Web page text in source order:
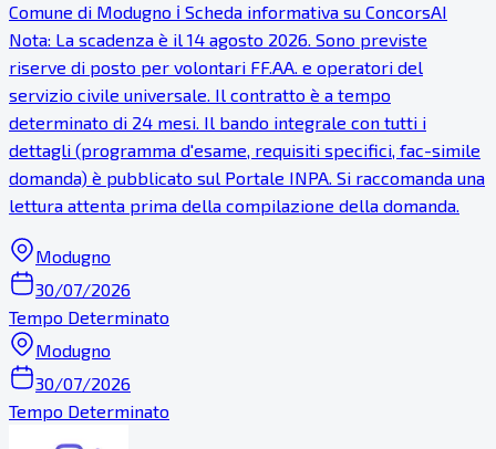
Comune di Modugno ℹ Scheda informativa su ConcorsAI
Nota: La scadenza è il 14 agosto 2026. Sono previste
riserve di posto per volontari FF.AA. e operatori del
servizio civile universale. Il contratto è a tempo
determinato di 24 mesi. Il bando integrale con tutti i
dettagli (programma d'esame, requisiti specifici, fac-simile
domanda) è pubblicato sul Portale INPA. Si raccomanda una
lettura attenta prima della compilazione della domanda.
Modugno
30/07/2026
Tempo Determinato
Modugno
30/07/2026
Tempo Determinato